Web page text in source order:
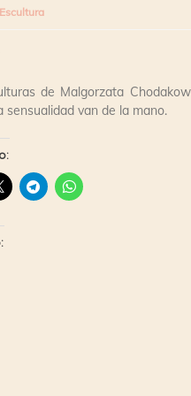
Escultura
de Malgorzata
sensualidad van de la mano.